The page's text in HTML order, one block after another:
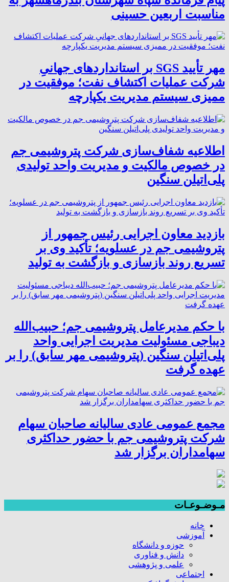
مناسبت اربعین حسینی
مهر تأیید SGS بر استانداردهای جهانیِ
شرکت عملیات اکتشاف نفت؛ موفقیت در
ممیزی سیستم مدیریت یکپارچه
اطلاعیه شفاف‌سازی شرکت پتروشیمی جم
در خصوص مالکیت و مدیریت واحد تولیدی
پلی‌اتیلن سنگین
بازدید معاون اجرایی رئیس جمهور از
پتروشیمی جم در عسلویه؛ تأکید وی بر
تسریع روند بازسازی و بازگشت به تولید
با حکم مدیرعامل پتروشیمی جم؛ حبیب‌الله
دیباجی مسئولیت مدیریت اجرایی واحد
پلی‌اتیلن سنگین (پتروشیمی مهر سابق) را بر
عهده گرفت
مجمع عمومی عادی سالیانه صاحبان سهام
شرکت پتروشیمی جم با حضور حداکثری
سهامداران برگزار شد
مـوضـوعـات
خانه
آموزشی
حوزه و دانشگاه
دانش و فناوری
علمی و پژوهشی
اجتماعی